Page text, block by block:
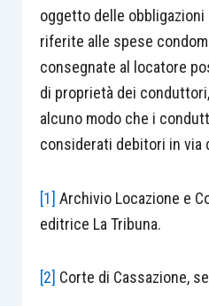
oggetto delle
riferite alle spese
consegnate al locatore
di proprietà dei
alcuno modo che i
considerati debitori in via
[1] Archivio Locazione e
editrice La Tribuna.
[2] Corte di Cassazione,